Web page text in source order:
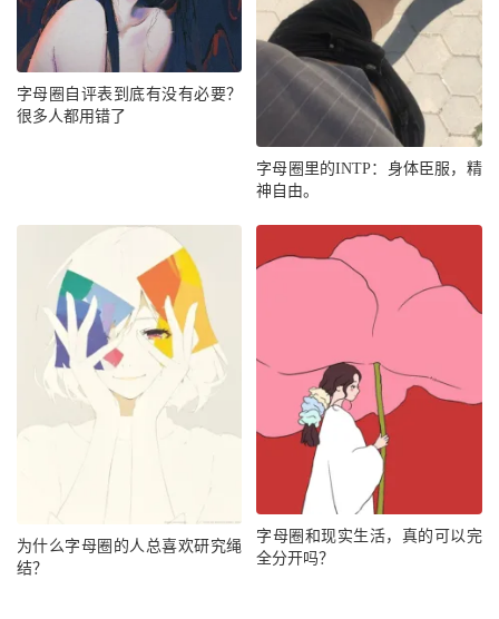
字母圈自评表到底有没有必要？
很多人都用错了
字母圈里的INTP：身体臣服，精
神自由。
为什么字母圈的人总喜欢研究绳
结？
字母圈和现实生活，真的可以完
全分开吗？